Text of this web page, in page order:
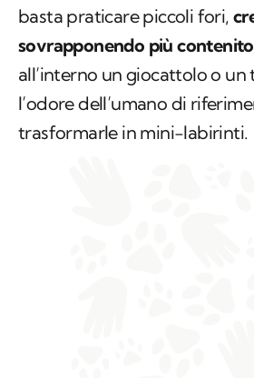
basta praticare piccoli fori,
sovrapponendo più
all’interno un giocattolo o un
l’odore dell’umano di
trasformarle in mini-labirinti.